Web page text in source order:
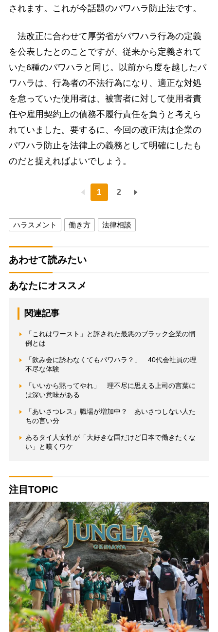
されます。これが今話題のパワハラ防止法です。
法改正に合わせて厚労省がパワハラ行為の定義
を公表したとのことですが、従来から定義されて
いた6種のパワハラと同じ。以前から度を越したパ
ワハラは、行為者の不法行為になり、適正な対処
を怠っていた使用者は、被害者に対して使用者責
任や雇用契約上の債務不履行責任を負うと考えら
れていました。要するに、今回の改正法は企業の
パワハラ防止を法律上の義務として明確にしたも
のだと捉えればよいでしょう。
1 2
ハラスメント 働き方 法律相談
あわせて読みたい
あなたにオススメ
関連記事
「これはワースト」と評された最悪のブラック企業の慣
例とは
「飲み会に誘わなくてもパワハラ？」 40代会社員の理
不尽な体験
「いいから黙ってやれ」 理不尽に思える上司の言葉に
は深い意味がある
「あいさつレス」職場が増加中？ あいさつしない人た
ちの言い分
あるタイ人女性が「大好きな国だけど日本で働きたくな
い」と嘆くワケ
注目TOPIC